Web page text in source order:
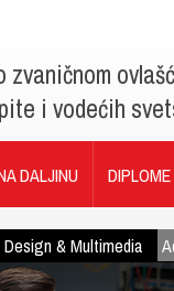
zvaničnom
i vodećih
DALJINU
Design & Multimedia